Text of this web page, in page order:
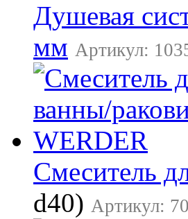
Душевая
мм Артикул:
Смеситель
d40) Артикул: